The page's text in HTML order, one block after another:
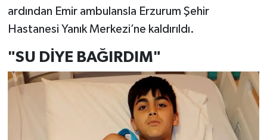
ardından Emir ambulansla Erzurum Şehir
Hastanesi Yanık Merkezi’ne kaldırıldı.
"SU DİYE BAĞIRDIM"